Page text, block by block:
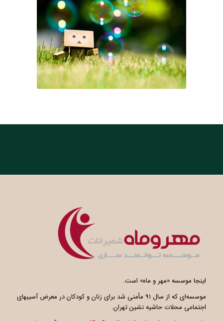
اینجا موسسه «مهر و ماه» است.
موسسه‌ای که از سال ۹۱ مأمنی شد برای زنان و کودکان در معرض آسیبهای
اجتماعی محلات حاشیه نشین تهران.